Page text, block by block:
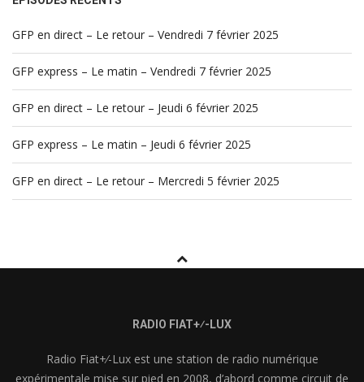
GFP en direct – Le retour – Vendredi 7 février 2025
GFP express – Le matin – Vendredi 7 février 2025
GFP en direct – Le retour – Jeudi 6 février 2025
GFP express – Le matin – Jeudi 6 février 2025
GFP en direct – Le retour – Mercredi 5 février 2025
RADIO FIAT+⁄-LUX
Radio Fiat+⁄-Lux est une station de radio numérique
expérimentale mise sur pied en 2008, d’abord comme circuit de